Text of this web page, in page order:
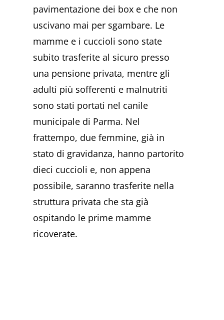
pavimentazione dei box e che non
uscivano mai per sgambare. Le
mamme e i cuccioli sono state
subito trasferite al sicuro presso
una pensione privata, mentre gli
adulti più sofferenti e malnutriti
sono stati portati nel canile
municipale di Parma. Nel
frattempo, due femmine, già in
stato di gravidanza, hanno partorito
dieci cuccioli e, non appena
possibile, saranno trasferite nella
struttura privata che sta già
ospitando le prime mamme
ricoverate.